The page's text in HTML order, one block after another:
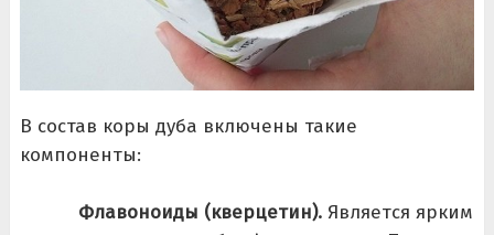
В состав коры дуба включены такие
компоненты:
Флавоноиды (кверцетин). Является ярким